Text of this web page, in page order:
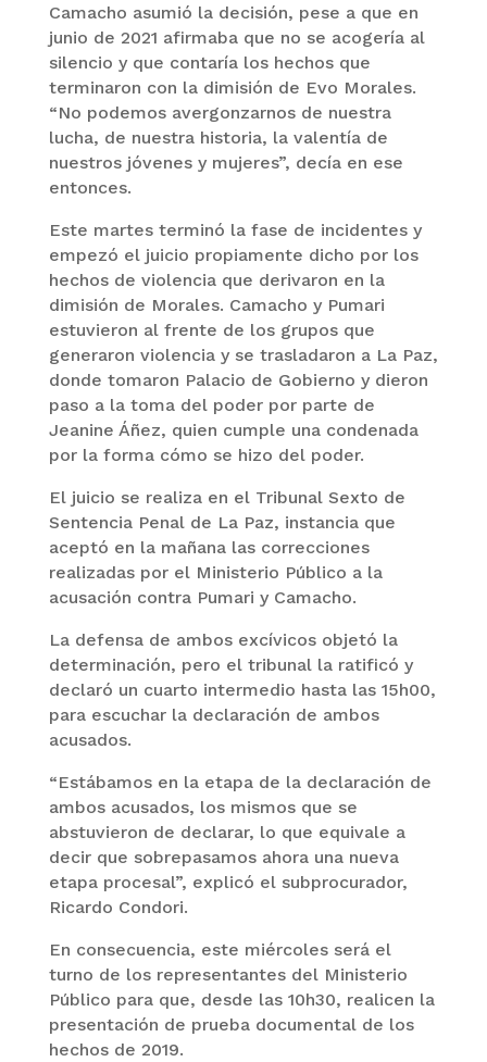
Camacho asumió la decisión, pese a que en
junio de 2021 afirmaba que no se acogería al
silencio y que contaría los hechos que
terminaron con la dimisión de Evo Morales.
“No podemos avergonzarnos de nuestra
lucha, de nuestra historia, la valentía de
nuestros jóvenes y mujeres”, decía en ese
entonces.
Este martes terminó la fase de incidentes y
empezó el juicio propiamente dicho por los
hechos de violencia que derivaron en la
dimisión de Morales. Camacho y Pumari
estuvieron al frente de los grupos que
generaron violencia y se trasladaron a La Paz,
donde tomaron Palacio de Gobierno y dieron
paso a la toma del poder por parte de
Jeanine Áñez, quien cumple una condenada
por la forma cómo se hizo del poder.
El juicio se realiza en el Tribunal Sexto de
Sentencia Penal de La Paz, instancia que
aceptó en la mañana las correcciones
realizadas por el Ministerio Público a la
acusación contra Pumari y Camacho.
La defensa de ambos excívicos objetó la
determinación, pero el tribunal la ratificó y
declaró un cuarto intermedio hasta las 15h00,
para escuchar la declaración de ambos
acusados.
“Estábamos en la etapa de la declaración de
ambos acusados, los mismos que se
abstuvieron de declarar, lo que equivale a
decir que sobrepasamos ahora una nueva
etapa procesal”, explicó el subprocurador,
Ricardo Condori.
En consecuencia, este miércoles será el
turno de los representantes del Ministerio
Público para que, desde las 10h30, realicen la
presentación de prueba documental de los
hechos de 2019.